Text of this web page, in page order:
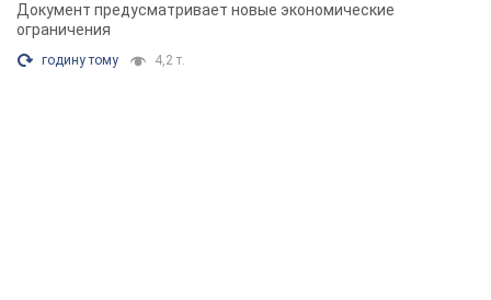
Документ предусматривает новые экономические
ограничения
годину тому 4,2 т.